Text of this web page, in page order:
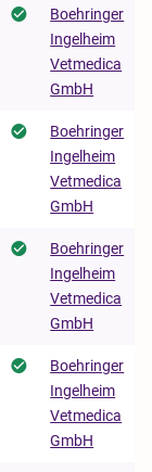
Boehringer
Ingelheim
Vetmedica
GmbH
Boehringer
Ingelheim
Vetmedica
GmbH
Boehringer
Ingelheim
Vetmedica
GmbH
Boehringer
Ingelheim
Vetmedica
GmbH